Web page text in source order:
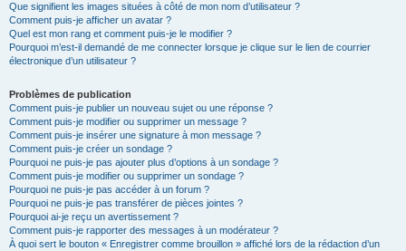
Que signifient les images situées à côté de mon nom d’utilisateur ?
Comment puis-je afficher un avatar ?
Quel est mon rang et comment puis-je le modifier ?
Pourquoi m’est-il demandé de me connecter lorsque je clique sur le lien de courrier
électronique d’un utilisateur ?
Problèmes de publication
Comment puis-je publier un nouveau sujet ou une réponse ?
Comment puis-je modifier ou supprimer un message ?
Comment puis-je insérer une signature à mon message ?
Comment puis-je créer un sondage ?
Pourquoi ne puis-je pas ajouter plus d’options à un sondage ?
Comment puis-je modifier ou supprimer un sondage ?
Pourquoi ne puis-je pas accéder à un forum ?
Pourquoi ne puis-je pas transférer de pièces jointes ?
Pourquoi ai-je reçu un avertissement ?
Comment puis-je rapporter des messages à un modérateur ?
À quoi sert le bouton « Enregistrer comme brouillon » affiché lors de la rédaction d’un